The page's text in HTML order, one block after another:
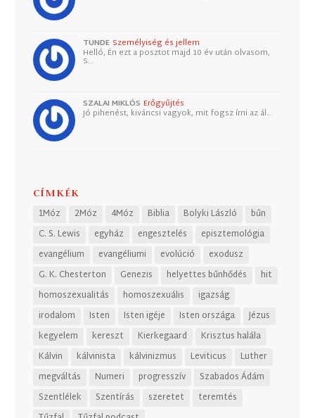
TUNDE Személyiség és jellem
Helló, Én ezt a posztot majd 10 év után olvasom,
S…
SZALAI MIKLÓS Erőgyűjtés
Jó pihenést, kiváncsi vagyok, mit fogsz írni az ál…
CÍMKÉK
1Móz 2Móz 4Móz Biblia Bolyki László
bűn
C. S. Lewis
egyház engesztelés
episztemológia
evangélium
evangéliumi evolúció
exodusz
G. K. Chesterton
Genezis helyettes bűnhődés
hit
homoszexualitás
homoszexuális
igazság
irodalom
Isten Isten igéje Isten országa
Jézus
kegyelem
kereszt Kierkegaard
Krisztus halála
Kálvin
kálvinista kálvinizmus Leviticus
Luther
megváltás
Numeri progresszív
Szabados Ádám
Szentlélek
Szentírás szeretet
teremtés